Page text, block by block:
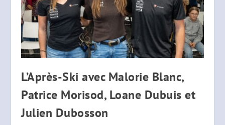
L’Après-Ski avec Malorie Blanc,
Patrice Morisod, Loane Dubuis et
Julien Dubosson